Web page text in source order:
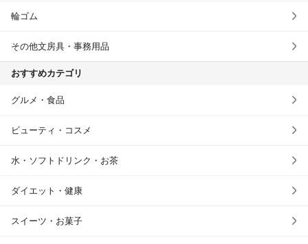
輪ゴム
その他文房具・事務用品
おすすめカテゴリ
グルメ・食品
ビューティ・コスメ
水・ソフトドリンク・お茶
ダイエット・健康
スイーツ・お菓子